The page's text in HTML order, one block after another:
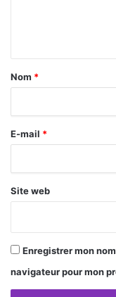
a
r
e
Nom *
E-mail *
Site web
Enregistrer mon
navigateur pour mon